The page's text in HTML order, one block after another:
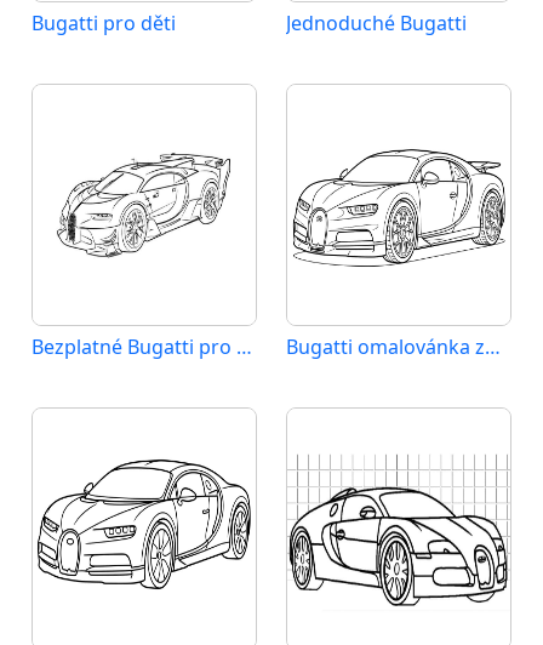
Bugatti pro děti Jednoduché Bugatti
Bezplatné Bugatti pro děti Bugatti omalovánka zdarma